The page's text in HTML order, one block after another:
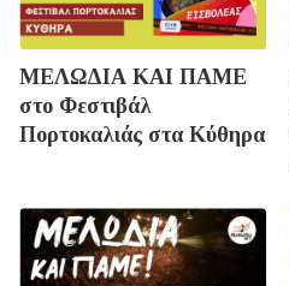
ΜΕΛΩΔΙΑ ΚΑΙ ΠΑΜΕ
στο Φεστιβάλ
Πορτοκαλιάς στα Κύθηρα